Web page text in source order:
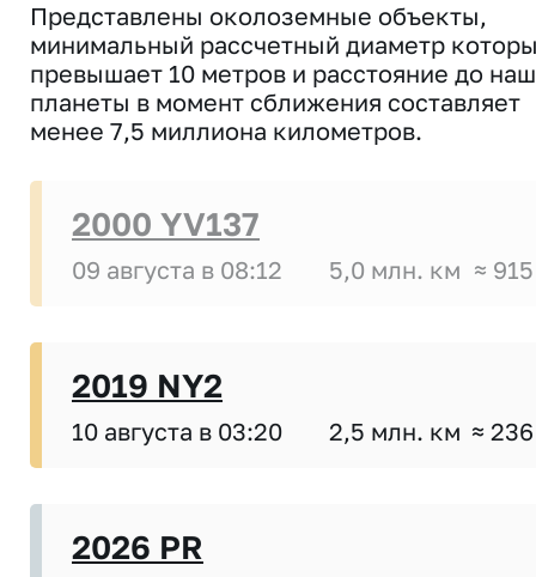
Представлены околоземные объекты,
минимальный рассчетный диаметр
превышает 10 метров и расстояние до
планеты в момент сближения составляет
менее 7,5 миллиона километров.
2000 YV137
09 августа в 08:12 5,0 млн. км ≈
2019 NY2
10 августа в 03:20 2,5 млн. км ≈
2026 PR